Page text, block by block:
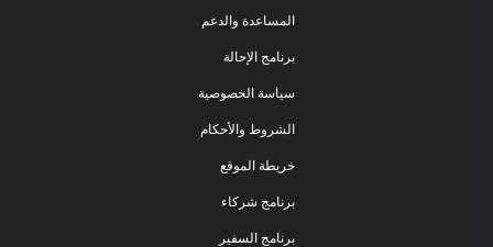
المساعدة والدعم
برنامج الإحالة
سياسة الخصوصية
الشروط والأحكام
خريطة الموقع
برنامج شركاء
برنامج السفير